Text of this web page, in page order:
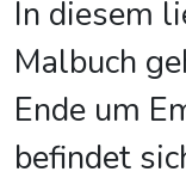
In diesem
Malbuch
Ende um
befindet